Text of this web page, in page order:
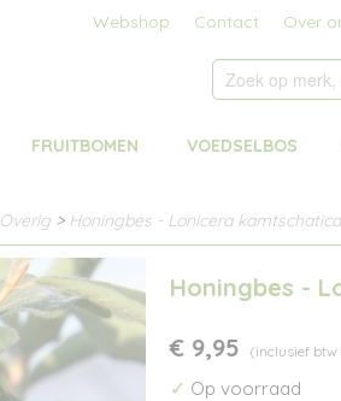
Webshop Contact Over
FRUITBOMEN VOEDSELBOS
Overig > Honingbes - Lonicera
Honingbes -
€ 9,95
(inclusief btw
✓ Op voorraad